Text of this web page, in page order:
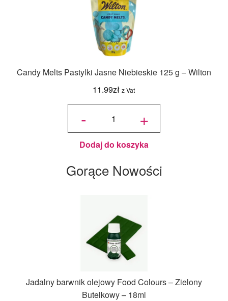
Candy Melts Pastylki Jasne Niebieskie 125 g – Wilton
11.99zł z Vat
-
ilość
Pastylki
Jasne
125 g -
Wilton
+
Dodaj do koszyka
Gorące Nowości
Jadalny barwnik olejowy Food Colours – Zielony
Butelkowy – 18ml